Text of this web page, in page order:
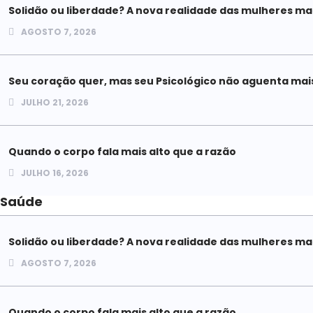
Solidão ou liberdade? A nova realidade das mulheres
AGOSTO 7, 2026
Seu coração quer, mas seu Psicológico não aguenta
JULHO 21, 2026
Quando o corpo fala mais alto que a razão
JULHO 16, 2026
Saúde
Solidão ou liberdade? A nova realidade das mulheres
AGOSTO 7, 2026